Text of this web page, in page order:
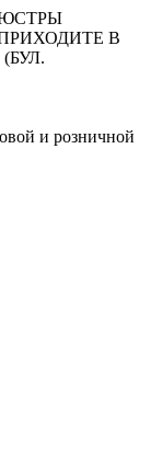
В
и розничной